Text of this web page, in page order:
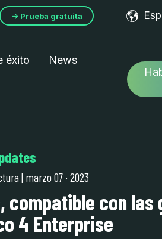
→ Prueba gratuita
éxito News
| marzo 07 · 2023
compatible con las
4 Enterprise